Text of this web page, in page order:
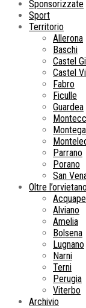
Sponsorizzate
Sport
Territorio
Allerona
Baschi
Castel
Castel
Fabro
Ficulle
Guardea
Parrano
Porano
San
Oltre l’orvietano
Alviano
Amelia
Bolsena
Lugnano
Narni
Terni
Perugia
Viterbo
Archivio